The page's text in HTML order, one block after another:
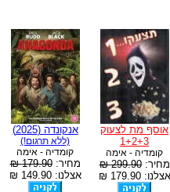
אוסף מת לצעוק
1+2+3
קומדיה - אימה
מחיר:299.90 ₪
אצלנו: 179.90 ₪
אנקונדה (2025)
(ללא תרגום!)
קומדיה - אימה
מחיר:179.90 ₪
אצלנו: 149.90 ₪